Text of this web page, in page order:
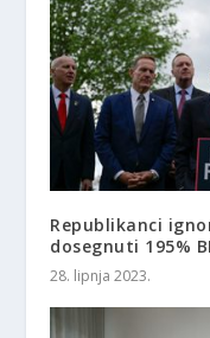
Republikanci
dosegnuti 195%
28. lipnja 2023.